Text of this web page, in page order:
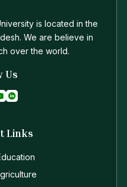
is located in the
We are believe in
over the world.
Us
Links